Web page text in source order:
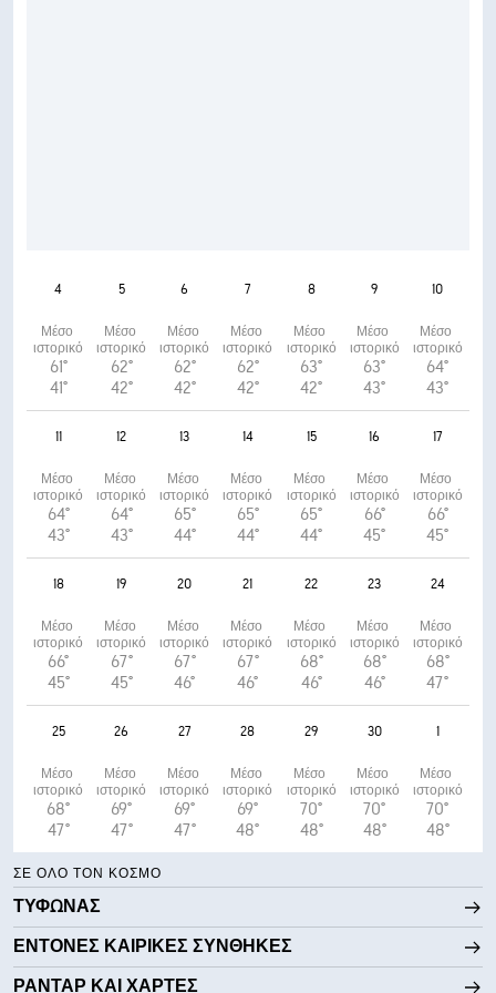
4
Μέσο
ιστορικό
61°
41°
5
Μέσο
ιστορικό
62°
42°
6
Μέσο
ιστορικό
62°
42°
7
Μέσο
ιστορικό
62°
42°
8
Μέσο
ιστορικό
63°
42°
9
Μέσο
ιστορικό
63°
43°
10
Μέσο
ιστορικό
64°
43°
11
Μέσο
ιστορικό
64°
43°
12
Μέσο
ιστορικό
64°
43°
13
Μέσο
ιστορικό
65°
44°
14
Μέσο
ιστορικό
65°
44°
15
Μέσο
ιστορικό
65°
44°
16
Μέσο
ιστορικό
66°
45°
17
Μέσο
ιστορικό
66°
45°
18
Μέσο
ιστορικό
66°
45°
19
Μέσο
ιστορικό
67°
45°
20
Μέσο
ιστορικό
67°
46°
21
Μέσο
ιστορικό
67°
46°
22
Μέσο
ιστορικό
68°
46°
23
Μέσο
ιστορικό
68°
46°
24
Μέσο
ιστορικό
68°
47°
25
Μέσο
ιστορικό
68°
47°
26
Μέσο
ιστορικό
69°
47°
27
Μέσο
ιστορικό
69°
47°
28
Μέσο
ιστορικό
69°
48°
29
Μέσο
ιστορικό
70°
48°
30
Μέσο
ιστορικό
70°
48°
1
Μέσο
ιστορικό
70°
48°
ΣΕ ΌΛΟ ΤΟΝ ΚΌΣΜΟ
ΤΥΦΏΝΑΣ
ΈΝΤΟΝΕΣ ΚΑΙΡΙΚΈΣ ΣΥΝΘΉΚΕΣ
ΡΑΝΤΆΡ ΚΑΙ ΧΆΡΤΕΣ